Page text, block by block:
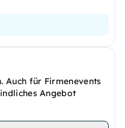
Auch für Firmenevents
Angebot